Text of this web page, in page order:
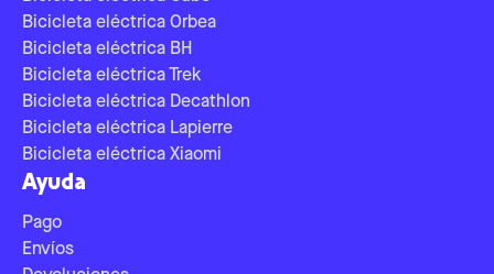
Bicicleta eléctrica Orbea
Bicicleta eléctrica BH
Bicicleta eléctrica Trek
Bicicleta eléctrica Decathlon
Bicicleta eléctrica Lapierre
Bicicleta eléctrica Xiaomi
Ayuda
Pago
Envíos